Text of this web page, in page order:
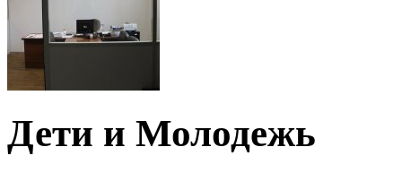
Дети и Молодежь